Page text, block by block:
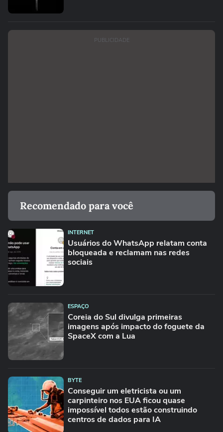
PUBLICIDADE
Recomendado para você
INTERNET
Usuários do WhatsApp relatam conta
bloqueada e reclamam nas redes
sociais
ESPAÇO
Coreia do Sul divulga primeiras
imagens após impacto do foguete da
SpaceX com a Lua
BYTE
Conseguir um eletricista ou um
carpinteiro nos EUA ficou quase
impossível todos estão construindo
centros de dados para IA